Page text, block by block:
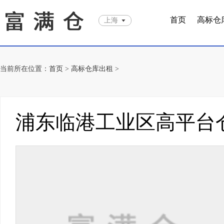
上海 首页 高标仓
当前所在位置： 首页 > 高标仓库出租 >
浦东临港工业区高平台